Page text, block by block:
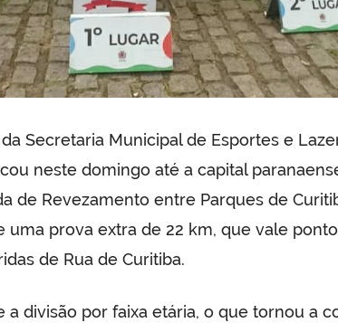
Secretaria Municipal de Esportes e
neste domingo até a capital
de Revezamento entre Parques de
uma prova extra de 22 km, que vale
de Rua de Curitiba.
a divisão por faixa etária, o que tornou a